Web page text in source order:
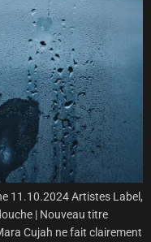
11.10.2024 Artistes Label,
| Nouveau titre
Cujah ne fait clairement